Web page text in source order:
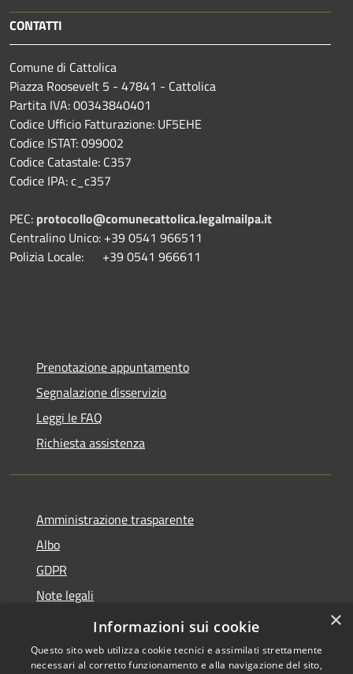
CONTATTI
Comune di Cattolica
Piazza Roosevelt 5 - 47841 - Cattolica
Partita IVA: 00343840401
Codice Ufficio Fatturazione: UF5EHE
Codice ISTAT: 099002
Codice Catastale: C357
Codice IPA: c_c357
PEC: protocollo@comunecattolica.legalmailpa.it
Centralino Unico: +39 0541 966511
Polizia Locale: +39 0541 966611
Prenotazione appuntamento
Segnalazione disservizio
Leggi le FAQ
Richiesta assistenza
Amministrazione trasparente
Albo
GDPR
Note legali
Dichiarazione di accessibilità
×
Informazioni sui cookie
Questo sito web utilizza cookie tecnici e assimilati strettamente
necessari al corretto funzionamento e alla navigazione del sito,